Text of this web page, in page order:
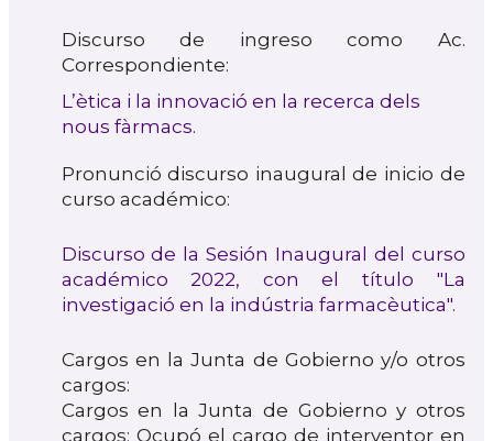
Discurso de ingreso como Ac.
Correspondiente:
L’ètica i la innovació en la recerca dels
nous fàrmacs.
Pronunció discurso inaugural de inicio de
curso académico:
Discurso de la Sesión Inaugural del curso
académico 2022, con el título "La
investigació en la indústria farmacèutica".
Cargos en la Junta de Gobierno y/o otros
cargos:
Cargos en la Junta de Gobierno y otros
cargos: Ocupó el cargo de interventor en